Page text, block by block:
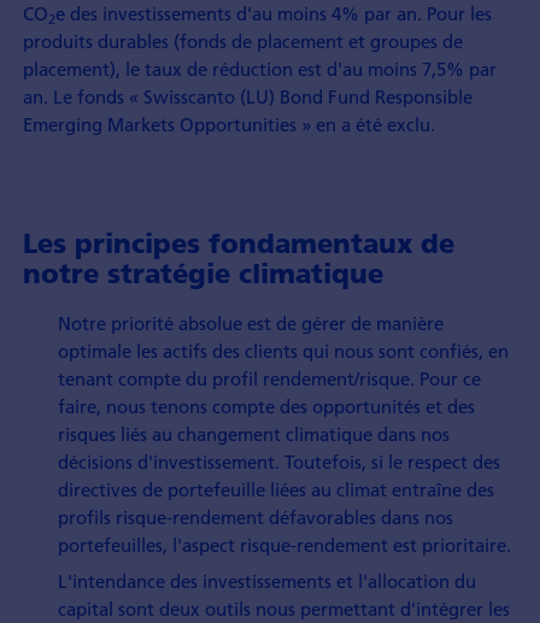
CO2e des investissements d'au moins 4% par an. Pour les
produits durables (fonds de placement et groupes de
placement), le taux de réduction est d'au moins 7,5% par
an. Le fonds « Swisscanto (LU) Bond Fund Responsible
Emerging Markets Opportunities » en a été exclu.
Les principes fondamentaux de
notre stratégie climatique
Notre priorité absolue est de gérer de manière
optimale les actifs des clients qui nous sont confiés, en
tenant compte du profil rendement/risque. Pour ce
faire, nous tenons compte des opportunités et des
risques liés au changement climatique dans nos
décisions d'investissement. Toutefois, si le respect des
directives de portefeuille liées au climat entraîne des
profils risque-rendement défavorables dans nos
portefeuilles, l'aspect risque-rendement est prioritaire.
L'intendance des investissements et l'allocation du
capital sont deux outils nous permettant d'intégrer les